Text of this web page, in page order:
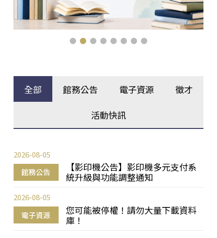
全部 館務公告 電子資源 徵才
活動快訊
館務公告
【影印機公告】影印機多元支付系
統升級與功能調整通知
2026-08-05
電子資源
您可能被停權！請勿大量下載資料
庫！
2026-08-05